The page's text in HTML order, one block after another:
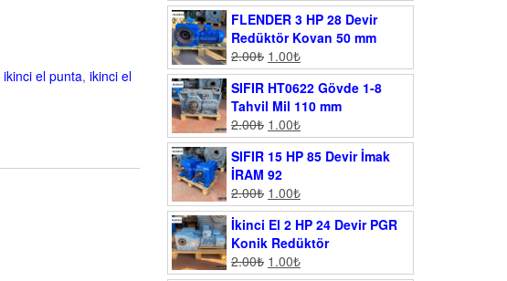
ikinci el punta, ikinci el
FLENDER 3 HP 28 Devir
Redüktör Kovan 50 mm
2.00₺ 1.00₺
SIFIR HT0622 Gövde 1-8
Tahvil Mil 110 mm
2.00₺ 1.00₺
SIFIR 15 HP 85 Devir İmak
İRAM 92
2.00₺ 1.00₺
İkinci El 2 HP 24 Devir PGR
Konik Redüktör
2.00₺ 1.00₺